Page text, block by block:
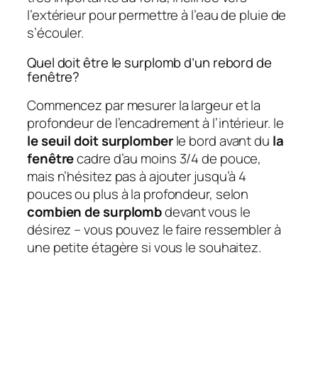
l’extérieur pour permettre à l’eau de pluie de
s’écouler.
Quel doit être le surplomb d’un rebord de
fenêtre?
Commencez par mesurer la largeur et la
profondeur de l’encadrement à l’intérieur. le
le seuil doit surplomberle bord avant du la
fenêtrecadre d’au moins 3/4 de pouce,
mais n’hésitez pas à ajouter jusqu’à 4
pouces ou plus à la profondeur, selon
combien de surplombdevant vous le
désirez – vous pouvez le faire ressembler à
une petite étagère si vous le souhaitez.